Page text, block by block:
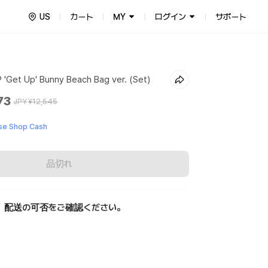
US カート MY ログイン サポート
'Get Up' Bunny Beach Bag ver. (Set)
JPY¥12,545
Shop Cash
品切れ
配送の可否をご確認ください。